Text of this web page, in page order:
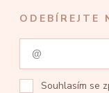
ODEBÍREJTE
Souhlasím se